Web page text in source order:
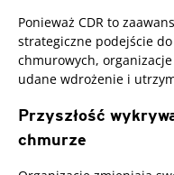
Ponieważ CDR to
strategiczne podejście
chmurowych,
udane wdrożenie i
Przyszłość
chmurze